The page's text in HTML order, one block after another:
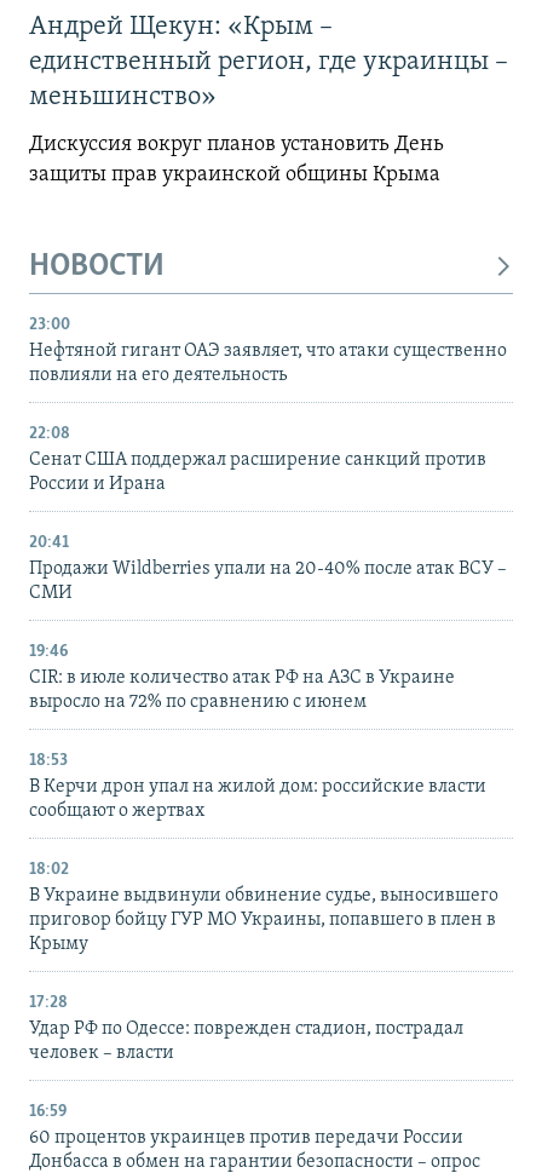
Андрей Щекун: «Крым –
единственный регион, где украинцы –
меньшинство»
Дискуссия вокруг планов установить День
защиты прав украинской общины Крыма
НОВОСТИ
23:00
Нефтяной гигант ОАЭ заявляет, что атаки существенно
повлияли на его деятельность
22:08
Сенат США поддержал расширение санкций против
России и Ирана
20:41
Продажи Wildberries упали на 20-40% после атак ВСУ –
СМИ
19:46
CIR: в июле количество атак РФ на АЗС в Украине
выросло на 72% по сравнению с июнем
18:53
В Керчи дрон упал на жилой дом: российские власти
сообщают о жертвах
18:02
В Украине выдвинули обвинение судье, выносившего
приговор бойцу ГУР МО Украины, попавшего в плен в
Крыму
17:28
Удар РФ по Одессе: поврежден стадион, пострадал
человек – власти
16:59
60 процентов украинцев против передачи России
Донбасса в обмен на гарантии безопасности – опрос